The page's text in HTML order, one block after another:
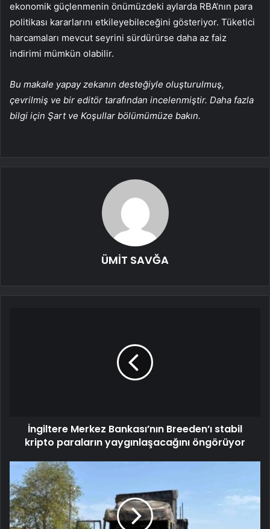
ekonomik güçlenmenin önümüzdeki aylarda RBA’nın para
politikası kararlarını etkileyebileceğini gösteriyor. Tüketici
harcamaları mevcut seyrini sürdürürse daha az faiz
indirimi mümkün olabilir.
Bu makale yapay zekanın desteğiyle oluşturulmuş,
çevrilmiş ve bir editör tarafından incelenmiştir. Daha fazla
bilgi için Şart ve Koşullar bölümümüze bakın.
ÜMİT SAVĞA
İngiltere Merkez Bankası’nın Breeden’ı stabil
kripto paraların yaygınlaşacağını öngörüyor